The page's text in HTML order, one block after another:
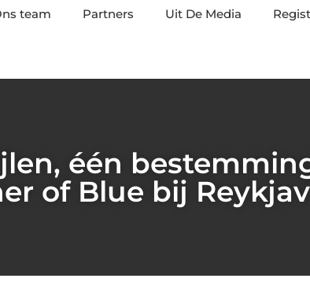
team Partners Uit De Media
één
of Blue bij